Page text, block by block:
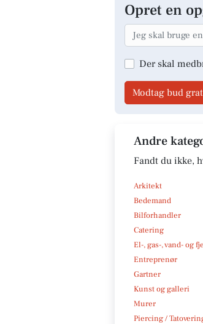
Opret en
Der skal
Modtag bud
Andre
Fandt du ikke,
Arkitekt
Bedemand
Bilforhandler
Catering
El-, gas-, vand- og
Entreprenør
Gartner
Kunst og galleri
Murer
Piercing /